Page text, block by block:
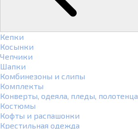
Кепки
Косынки
Чепчики
Шапки
Комбинезоны и слипы
Комплекты
Конверты, одеяла, пледы, полотенца
Костюмы
Кофты и распашонки
Крестильная одежда